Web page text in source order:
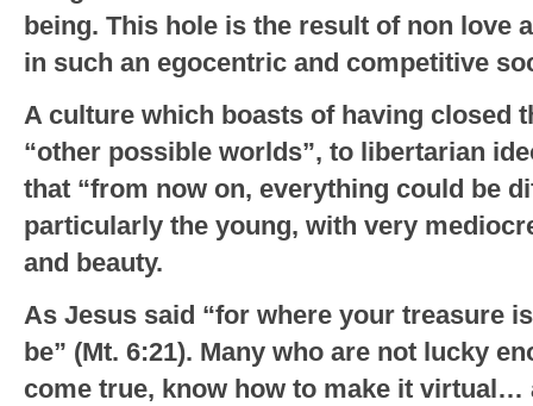
being. This hole is the result of non love
in such an egocentric and competitive
A culture which boasts of having closed
“other possible worlds”, to libertarian
that “from now on, everything could be
particularly the young, with very
and beauty.
As Jesus said “for where your treasure
be” (Mt. 6:21). Many who are not lucky
come true, know how to make it virtual…